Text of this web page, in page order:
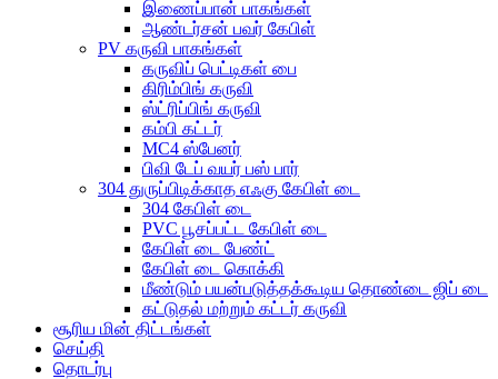
இணைப்பான் பாகங்கள்
ஆண்டர்சன் பவர் கேபிள்
PV கருவி பாகங்கள்
கருவிப் பெட்டிகள் பை
கிரிம்பிங் கருவி
ஸ்ட்ரிப்பிங் கருவி
கம்பி கட்டர்
MC4 ஸ்பேனர்
பிவி டேப் வயர் பஸ் பார்
304 துருப்பிடிக்காத எஃகு கேபிள் டை
304 கேபிள் டை
PVC பூசப்பட்ட கேபிள் டை
கேபிள் டை பேண்ட்
கேபிள் டை கொக்கி
மீண்டும் பயன்படுத்தக்கூடிய தொண்டை ஜிப் டை
கட்டுதல் மற்றும் கட்டர் கருவி
சூரிய மின் திட்டங்கள்
செய்தி
தொடர்பு